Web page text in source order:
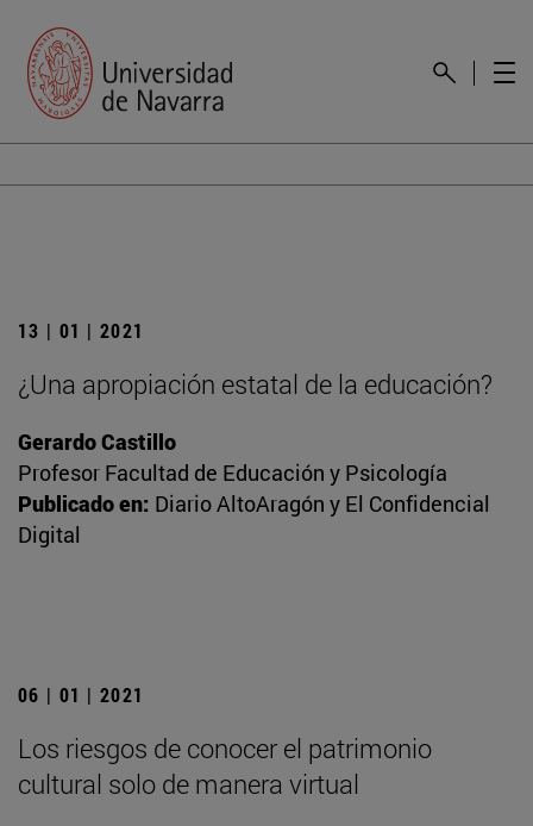
13 | 01 | 2021
¿Una apropiación estatal de la educación?
Gerardo Castillo
Profesor Facultad de Educación y Psicología
Publicado en: Diario AltoAragón y El Confidencial
Digital
06 | 01 | 2021
Los riesgos de conocer el patrimonio
cultural solo de manera virtual